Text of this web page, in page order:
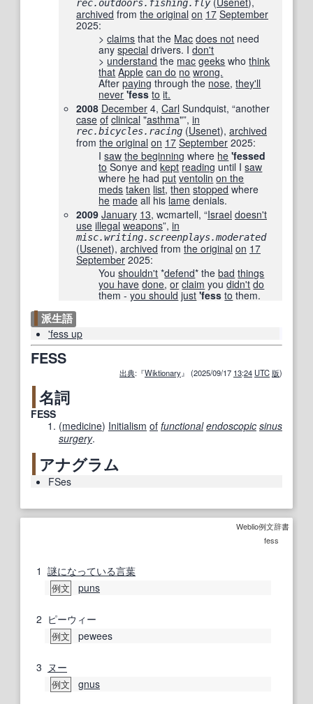
rec.outdoors.fishing.fly
archived from the original on 17 September
2025:
>claims that the Mac does not need
anyspecial drivers. Idon't
> understand the mac geeks whothink
that Apple can do no wrong.
Afterpaying through the nose,they'll
never 'fess to it.
2008 December 4, Carl Sundquist, “another
case of clinical "asthma"”, in
rec.bicycles.racing ‎ (Usenet), archived
from the original on 17 September 2025:
Isaw the beginning where he 'fessed
to Sonye andkept reading until Isaw
wherehe hadput ventolin on the
meds taken list,then stopped where
he made all his lame denials.
2009 January 13, wcmartell, “Israel doesn't
use illegal weapons”, in
misc.writing.screenplays.moderated
(Usenet), archived from the original on 17
September 2025:
Youshouldn't *defend* thebad things
you have done,or claim youdidn't do
them -you should just 'fess to them.
派生語
'fess up
FESS
出典:『Wiktionary』 (2025/09/17 13:24 UTC 版)
名詞
FESS
(medicine) Initialism of functional endoscopic sinus
surgery.
アナグラム
FSes
Weblio例文辞書
fess
1 謎になっている言葉
例文 puns
2 ピーウィー
例文 pewees
3 ヌー
例文 gnus